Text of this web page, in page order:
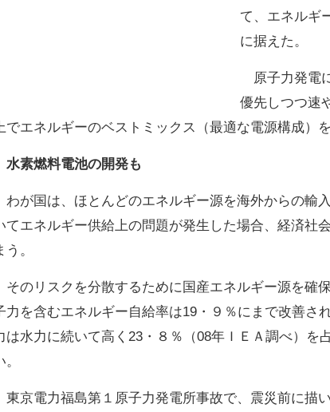
て、エネルギ
に据えた。
原子力発電
優先しつつ速
でエネルギーのベストミックス（最適な電源構成）を
水素燃料電池の開発も
わが国は、ほとんどのエネルギー源を海外からの輸
てエネルギー供給上の問題が発生した場合、経済社
う。
そのリスクを分散するために国産エネルギー源を確
力を含むエネルギー自給率は19・９％にまで改善さ
は水力に続いて高く23・８％（08年ＩＥＡ調べ）を
。
東京電力福島第１原子力発電所事故で、震災前に描